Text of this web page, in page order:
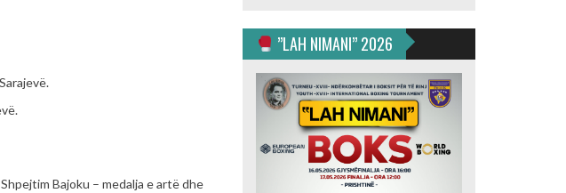
Bajoku – medalja e artë dhe
”LAH NIMANI” 2026